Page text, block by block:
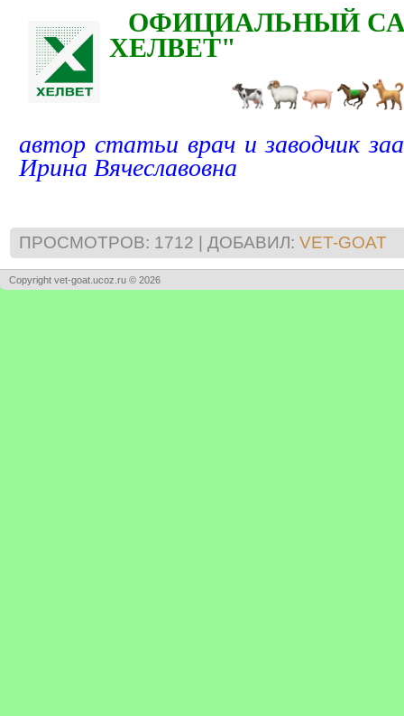
ОФИЦИАЛЬНЫЙ
ХЕЛВЕТ"
автор статьи врач и заводчик
Ирина Вячеславовна
ПРОСМОТРОВ: 1712 ДОБАВИЛ: VET-GOAT
Copyright vet-goat.ucoz.ru © 2026